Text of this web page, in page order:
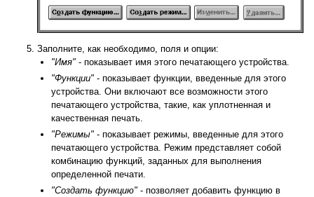
Заполните, как необходимо, поля и опции:
"Имя" - показывает имя этого печатающего устройства.
"Функции" - показывает функции, введенные для этого
устройства. Они включают все возможности этого
печатающего устройства, такие, как уплотненная и
качественная печать.
"Режимы" - показывает режимы, введенные для этого
печатающего устройства. Режим представляет собой
комбинацию функций, заданных для выполнения
определенной печати.
"Создать функцию" - позволяет добавить функцию в